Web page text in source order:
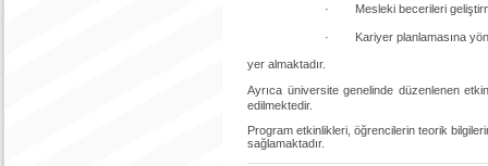
· Mesleki becerileri
· Kariyer planlamasına
yer almaktadır.
Ayrıca üniversite genelinde düzenlenen
edilmektedir.
Program etkinlikleri, öğrencilerin teorik
sağlamaktadır.